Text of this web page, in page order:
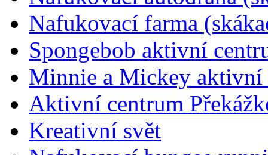
Nafukovací farma
Spongebob aktivní
Minnie a Mickey aktivní
Aktivní centrum
Kreativní svět